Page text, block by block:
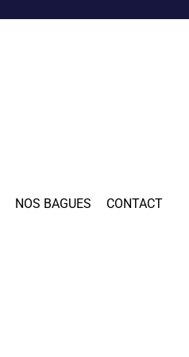
NOS BAGUES CONTACT